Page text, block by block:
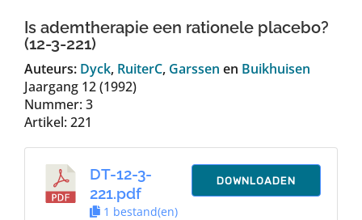
TDT Overzicht
Over Dth
Contact
Is ademtherapie een rationele placebo?
(12-3-221)
Auteurs: Dyck, RuiterC, Garssen en Buikhuisen
Jaargang 12 (1992)
Nummer: 3
Artikel: 221
DT-12-3-
221.pdf
1 bestand(en)
DOWNLOADEN